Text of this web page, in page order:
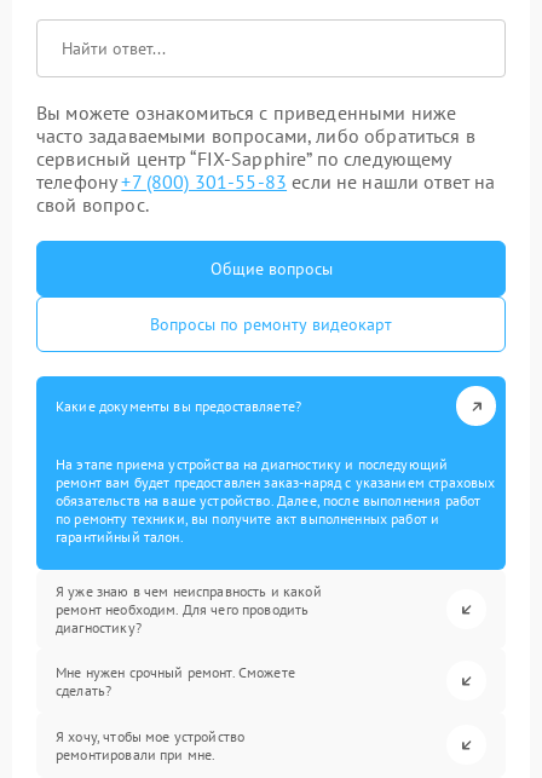
Вы можете ознакомиться с приведенными ниже
часто задаваемыми вопросами, либо обратиться в
сервисный центр “FIX-Sapphire” по следующему
телефону+7 (800) 301-55-83 если не нашли ответ на
свой вопрос.
Общие вопросы
Вопросы по ремонту видеокарт
Какие документы вы предоставляете?
На этапе приема устройства на диагностику и последующий
ремонт вам будет предоставлен заказ-наряд с указанием страховых
обязательств на ваше устройство. Далее, после выполнения работ
по ремонту техники, вы получите акт выполненных работ и
гарантийный талон.
Я уже знаю в чем неисправность и какой
ремонт необходим. Для чего проводить
диагностику?
Мне нужен срочный ремонт. Сможете
сделать?
Я хочу, чтобы мое устройство
ремонтировали при мне.